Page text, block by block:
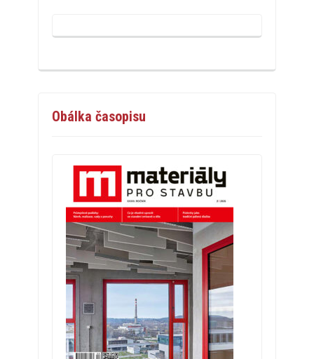
Obálka časopisu